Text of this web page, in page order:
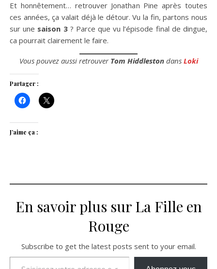
Et honnêtement… retrouver Jonathan Pine après toutes
ces années, ça valait déjà le détour. Vu la fin, partons nous
sur une saison 3? Parce que vu l’épisode final de dingue,
ca pourrait clairement le faire.
Vous pouvez aussi retrouver Tom Hiddlestondans Loki
Partager :
J’aime ça :
En savoir plus sur La Fille en
Rouge
Subscribe to get the latest posts sent to your email.
Saisissez votre adresse e-mail…